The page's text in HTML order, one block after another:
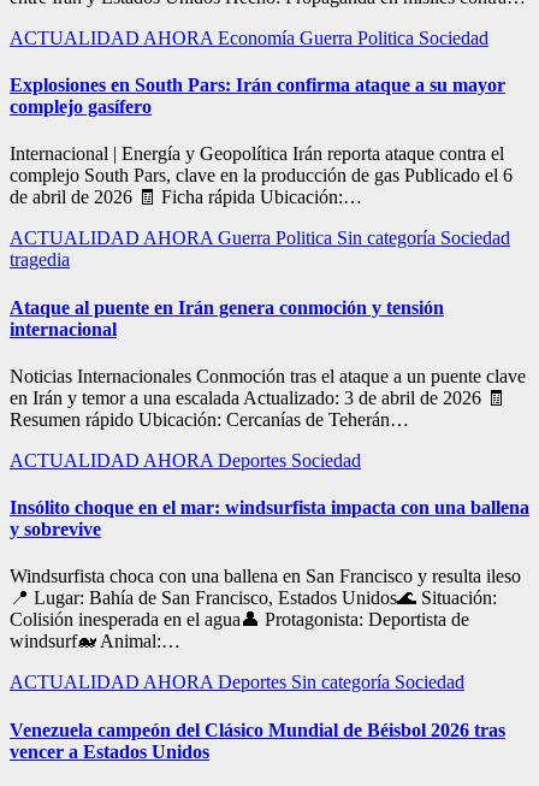
ACTUALIDAD AHORA Economía Guerra Politica Sociedad
Explosiones en South Pars: Irán confirma ataque a su mayor
complejo gasífero
Internacional | Energía y Geopolítica Irán reporta ataque contra el
complejo South Pars, clave en la producción de gas Publicado el 6
de abril de 2026 🧾 Ficha rápida Ubicación:…
ACTUALIDAD AHORA Guerra Politica Sin categoría Sociedad
tragedia
Ataque al puente en Irán genera conmoción y tensión
internacional
Noticias Internacionales Conmoción tras el ataque a un puente clave
en Irán y temor a una escalada Actualizado: 3 de abril de 2026 🧾
Resumen rápido Ubicación: Cercanías de Teherán…
ACTUALIDAD AHORA Deportes Sociedad
Insólito choque en el mar: windsurfista impacta con una ballena
y sobrevive
Windsurfista choca con una ballena en San Francisco y resulta ileso
📍 Lugar: Bahía de San Francisco, Estados Unidos🌊 Situación:
Colisión inesperada en el agua👤 Protagonista: Deportista de
windsurf🐋 Animal:…
ACTUALIDAD AHORADeportes Sin categoría Sociedad
Venezuela campeón del Clásico Mundial de Béisbol 2026 tras
vencer a Estados Unidos